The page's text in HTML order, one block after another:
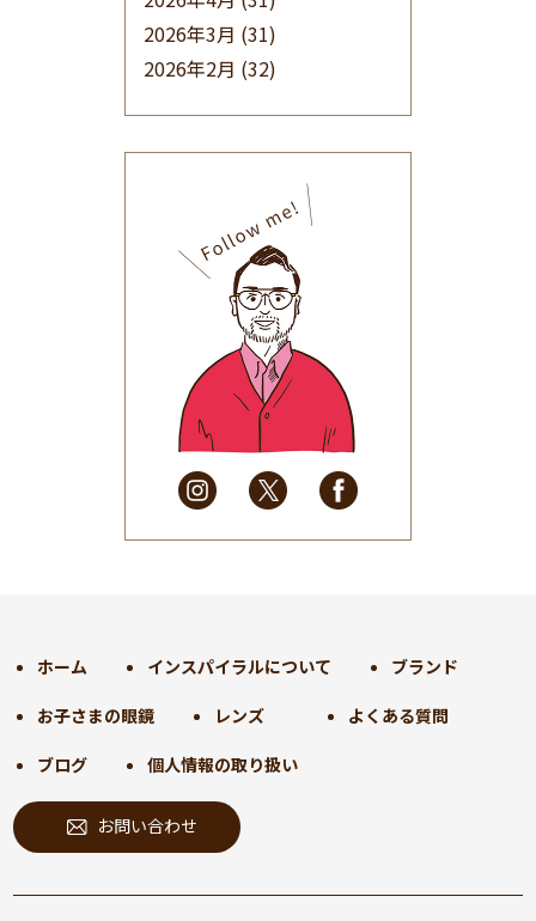
2026年3月 (31)
2026年2月 (32)
(32)
2025年9月(30)
2025年8月(31)
2025年7月(37)
2025年6月(48)
2025年5月
(41)
2025年4月
(32)
2025年3月(31)
2025年2月
(28)
2025年1月
(34)
2024年9月(30)
2024年7月(31)
2024年6月(30)
2024年5月
2024年4月 (32)
2024年2月(31)
ホーム インスパイラルについて ブランド
お子さまの眼鏡 レンズ よくある質問
ブログ 個人情報の取り扱い
お問い合わせ